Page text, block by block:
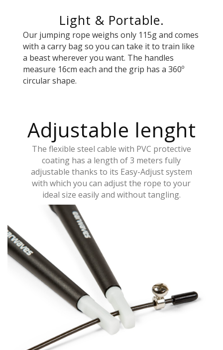
Light & Portable.
Our jumping rope weighs only 115g and comes
with a carry bag so you can take it to train like
a beast wherever you want. The handles
measure 16cm each and the grip has a 360º
circular shape.
Adjustable lenght
The flexible steel cable with PVC protective
coating has a length of 3 meters fully
adjustable thanks to its Easy-Adjust system
with which you can adjust the rope to your
ideal size easily and without tangling.